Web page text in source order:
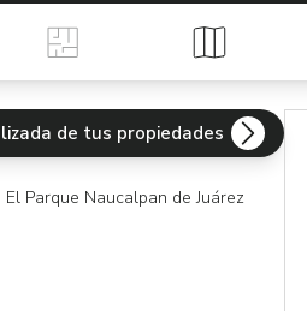
Planos Mapa
de tus propiedades
El Parque Naucalpan de Juárez